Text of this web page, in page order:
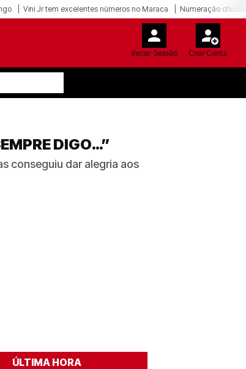
Vini Jr tem excelentes números no Maraca Numeração oficial
Iniciar Sessão Criar Conta
DIGO…”
conseguiu dar alegria aos
ÚLTIMA HORA